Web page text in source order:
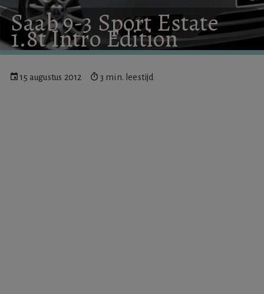
Saab9-3 Sport Estate
1.8tIntroEdition
15 augustus 2012 3 min. leestijd